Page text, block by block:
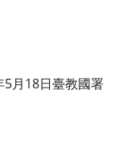
月18日臺教國署